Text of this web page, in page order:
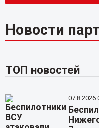
Новости
ТОП новостей
07.8.2026